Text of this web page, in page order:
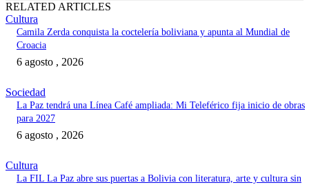
RELATED ARTICLES
Cultura
Camila Zerda conquista la coctelería boliviana y apunta al Mundial de
Croacia
6 agosto , 2026
Sociedad
La Paz tendrá una Línea Café ampliada: Mi Teleférico fija inicio de obras
para 2027
6 agosto , 2026
Cultura
La FIL La Paz abre sus puertas a Bolivia con literatura, arte y cultura sin